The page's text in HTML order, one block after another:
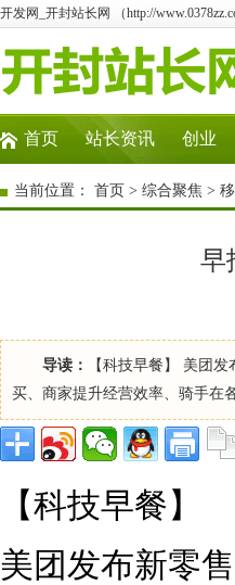
开发网_开封站长网 （http://
首页 站长资讯 创业
当前位置： 首页 > 综合聚焦 >
早
导读：
【科技早餐】 美团
买、商家提升经营效率、骑手在
【科技早餐】
美团发布新零